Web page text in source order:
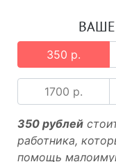
350 р.
1700 р.
350 рублей
работника,
помощь